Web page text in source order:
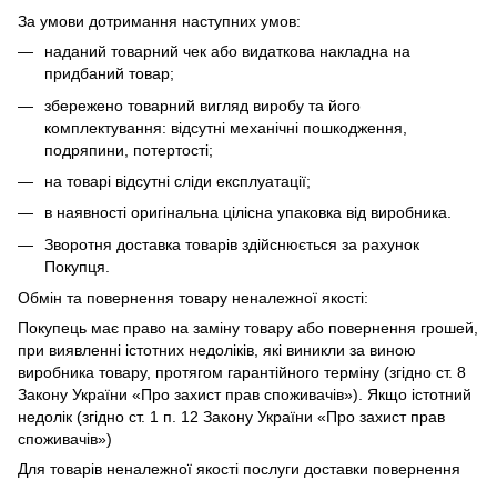
За умови дотримання наступних умов:
наданий товарний чек або видаткова накладна на
придбаний товар;
збережено товарний вигляд виробу та його
комплектування: відсутні механічні пошкодження,
подряпини, потертості;
на товарі відсутні сліди експлуатації;
в наявності оригінальна цілісна упаковка від виробника.
Зворотня доставка товарів здійснюється за рахунок
Покупця.
Обмін та повернення товару неналежної якості:
Покупець має право на заміну товару або повернення грошей,
при виявленні істотних недоліків, які виникли за виною
виробника товару, протягом гарантійного терміну (згідно ст. 8
Закону України «Про захист прав споживачів»). Якщо істотний
недолік (згідно ст. 1 п. 12 Закону України «Про захист прав
споживачів»)
Для товарів неналежної якості послуги доставки повернення